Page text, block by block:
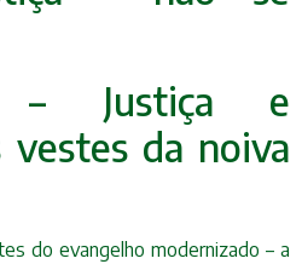
– Justiça e
vestes da noiva
do evangelho modernizado – a